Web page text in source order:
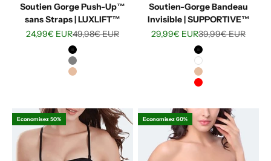
Soutien Gorge Push-Up™
sans Straps | LUXLIFT™
Prix de vente
24,99€ EURPrix normal
49,98€ EUR
Noir
Gris
Nude
Soutien-Gorge Bandeau
Invisible | SUPPORTIVE™
Prix de vente
29,99€ EURPrix normal
39,99€ EUR
Noir
Blanc
Nude
Rouge
Economisez 50% Economisez 60%